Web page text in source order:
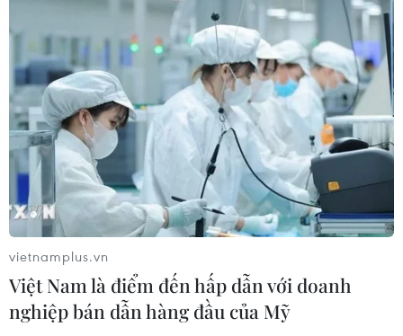
vietnamplus.vn
Việt Nam là điểm đến hấp dẫn với doanh
nghiệp bán dẫn hàng đầu của Mỹ